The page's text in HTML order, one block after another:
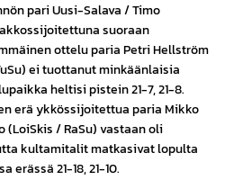
pari Uusi-Salava / Timo
suoraan
ottelu paria Petri Hellström
ei tuottanut minkäänlaisia
heltisi pistein 21-7, 21-8.
erä ykkössijoitettua paria Mikko
(LoiSkis / RaSu) vastaan oli
kultamitalit matkasivat lopulta
erässä 21-18, 21-10.